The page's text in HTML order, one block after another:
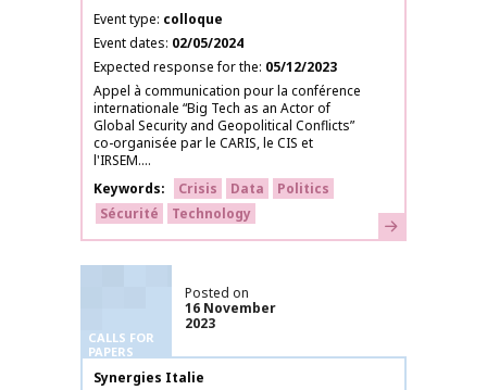
Event type colloque
Event dates 02/05/2024
Expected response for the 05/12/2023
Appel à communication pour la conférence
internationale “Big Tech as an Actor of
Global Security and Geopolitical Conflicts”
co-organisée par le CARIS, le CIS et
l'IRSEM....
Keywords
Crisis Data
Politics
Sécurité
Technology Learn more
CALLS FOR
PAPERS
Posted on
16 November
2023
Publication name
Synergies Italie